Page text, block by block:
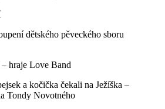
dětského pěveckého sboru
Love Band
a kočička čekali na Ježíška –
Tondy Novotného